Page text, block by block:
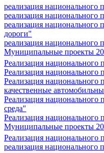
реализация национального
реализация национального
реализация национального
дороги"
реализация национального
Муниципальные проекты
Реализация национального
Реализация национального
Реализация национального
качественные
Реализация национального
среда"
Реализация национального
Муниципальные проекты
Реализация национального
реализация национального